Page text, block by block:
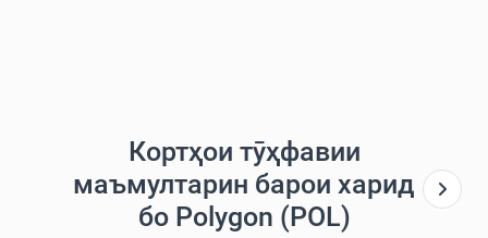
Кортҳои тӯҳфавии
маъмултарин барои харид
бо Polygon (POL)